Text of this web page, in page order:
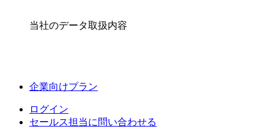
当社のデータ取扱内容
企業向けプラン
ログイン
セールス担当に問い合わせる